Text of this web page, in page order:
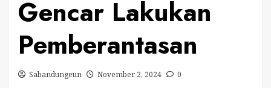
Gencar Lakukan
Pemberantasan
Sabandungeun November 2, 2024 0